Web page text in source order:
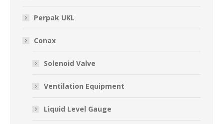
Perpak UKL
Conax
Solenoid Valve
Ventilation Equipment
Liquid Level Gauge